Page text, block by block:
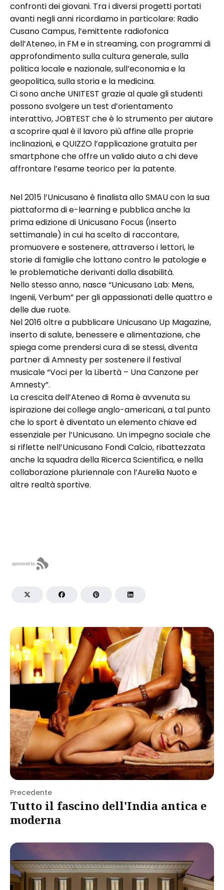
confronti dei giovani. Tra i diversi progetti portati
avanti negli anni ricordiamo in particolare: Radio
Cusano Campus, l’emittente radiofonica
dell’Ateneo, in FM e in streaming, con programmi di
approfondimento sulla cultura generale, sulla
politica locale e nazionale, sull’economia e la
geopolitica, sulla storia e la medicina.
Ci sono anche UNITEST grazie al quale gli studenti
possono svolgere un test d’orientamento
interattivo, JOBTEST che è lo strumento per aiutare
a scoprire qual è il lavoro più affine alle proprie
inclinazioni, e QUIZZO l’applicazione gratuita per
smartphone che offre un valido aiuto a chi deve
affrontare l’esame teorico per la patente.
Nel 2015 l’Unicusano è finalista allo SMAU con la sua
piattaforma di e-learning e pubblica anche la
prima edizione di Unicusano Focus (inserto
settimanale) in cui ha scelto di raccontare,
promuovere e sostenere, attraverso i lettori, le
storie di famiglie che lottano contro le patologie e
le problematiche derivanti dalla disabilità.
Nello stesso anno, nasce “Unicusano Lab: Mens,
Ingenii, Verbum” per gli appassionati delle quattro e
delle due ruote.
Nel 2016 oltre a pubblicare Unicusano Up Magazine,
inserto di salute, benessere e alimentazione, che
spiega come prendersi cura di se stessi, diventa
partner di Amnesty per sostenere il festival
musicale “Voci per la Libertà – Una Canzone per
Amnesty”.
La crescita dell’Ateneo di Roma è avvenuta su
ispirazione dei college anglo-americani, a tal punto
che lo sport è diventato un elemento chiave ed
essenziale per l’Unicusano. Un impegno sociale che
si riflette nell’Unicusano Fondi Calcio, ribattezzata
anche la squadra della Ricerca Scientifica, e nella
collaborazione pluriennale con l’Aurelia Nuoto e
altre realtà sportive.
Precedente
Tutto il fascino dell'India antica e
moderna